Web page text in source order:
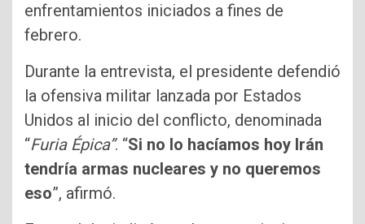
enfrentamientos iniciados a fines de
febrero.
Durante la entrevista, el presidente defendió
la ofensiva militar lanzada por Estados
Unidos al inicio del conflicto, denominada
“Furia Épica”. “Si no lo hacíamos hoy Irán
tendría armas nucleares y no queremos
eso”, afirmó.